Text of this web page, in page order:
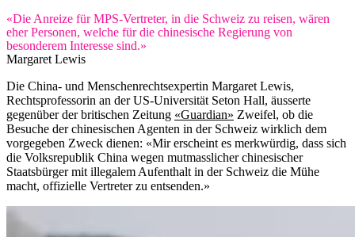
«Die Anreize für MPS-Vertreter, in die Schweiz zu reisen, wären
eher Personen, welche für die chinesische Regierung von
besonderem Interesse sind.»
Margaret Lewis
Die China- und Menschenrechtsexpertin Margaret Lewis,
Rechtsprofessorin an der US-Universität Seton Hall, äusserte
gegenüber der britischen Zeitung «Guardian» Zweifel, ob die
Besuche der chinesischen Agenten in der Schweiz wirklich dem
vorgegeben Zweck dienen: «Mir erscheint es merkwürdig, dass sich
die Volksrepublik China wegen mutmasslicher chinesischer
Staatsbürger mit illegalem Aufenthalt in der Schweiz die Mühe
macht, offizielle Vertreter zu entsenden.»